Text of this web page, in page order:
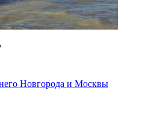
Новгорода и Москвы